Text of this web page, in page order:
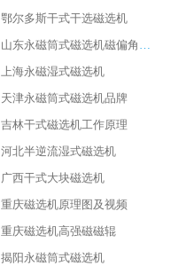
鄂尔多斯干式干选磁选机
山东永磁筒式磁选机磁偏角怎么调整
上海永磁湿式磁选机
天津永磁筒式磁选机品牌
吉林干式磁选机工作原理
河北半逆流湿式磁选机
广西干式大块磁选机
重庆磁选机原理图及视频
重庆磁选机高强磁磁辊
揭阳永磁筒式磁选机